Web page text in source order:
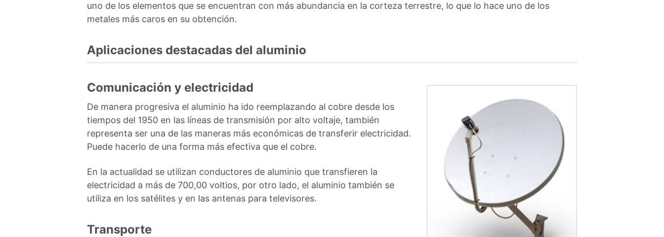
uno de los elementos que se encuentran con más abundancia en la corteza terrestre, lo que lo hace uno de los
metales más caros en su obtención.
Aplicaciones destacadas del aluminio
Comunicación y electricidad
De manera progresiva el aluminio ha ido reemplazando al cobre desde los
tiempos del 1950 en las líneas de transmisión por alto voltaje, también
representa ser una de las maneras más económicas de transferir electricidad.
Puede hacerlo de una forma más efectiva que el cobre.
En la actualidad se utilizan conductores de aluminio que transfieren la
electricidad a más de 700,00 voltios, por otro lado, el aluminio también se
utiliza en los satélites y en las antenas para televisores.
Transporte